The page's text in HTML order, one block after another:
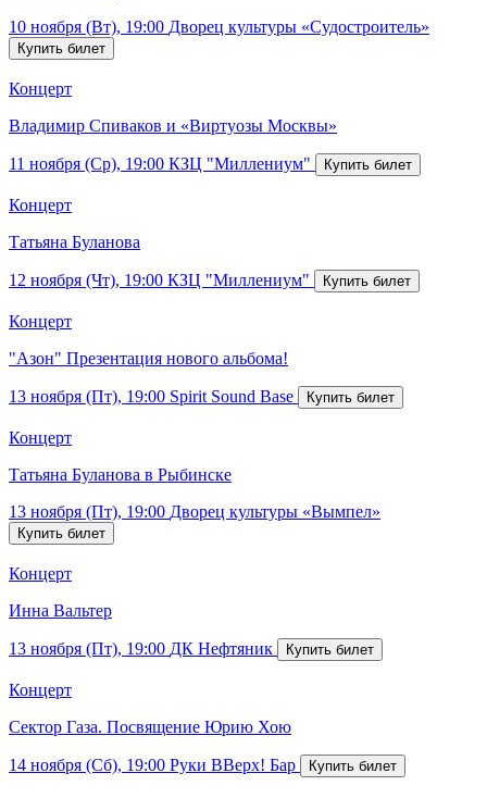
10 ноября (Вт), 19:00 Дворец культуры «Судостроитель»
Концерт
Владимир Спиваков и «Виртуозы Москвы»
11 ноября (Ср), 19:00 КЗЦ "Миллениум"
Концерт
Татьяна Буланова
12 ноября (Чт), 19:00 КЗЦ "Миллениум"
Концерт
"Азон" Презентация нового альбома!
13 ноября (Пт), 19:00 Spirit Sound Base
Концерт
Татьяна Буланова в Рыбинске
13 ноября (Пт), 19:00 Дворец культуры «Вымпел»
Концерт
Инна Вальтер
13 ноября (Пт), 19:00 ДК Нефтяник
Концерт
Сектор Газа. Посвящение Юрию Хою
14 ноября (Сб), 19:00 Руки ВВерх! Бар